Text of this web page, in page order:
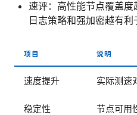
速评：高性能节点覆盖
日志策略和强加密越有利
项目 说明
速度提升 实际测速
稳定性 节点可用